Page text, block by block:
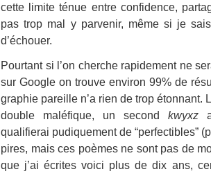
cette limite ténue entre confidence,
pas trop mal y parvenir, même si je sais
d’échouer.
Pourtant si l’on cherche rapidement ne
sur Google on trouve environ 99% de
graphie pareille n’a rien de trop étonnant.
double maléfique, un second kwyxz
qualifierai pudiquement de “perfectibles”
pires, mais ces poèmes ne sont pas de
que j’ai écrites voici plus de dix ans,